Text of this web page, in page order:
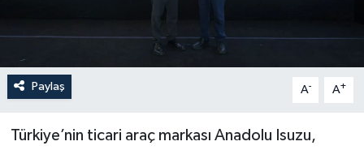
Paylaş A- A+
Türkiye’nin ticari araç markası Anadolu Isuzu,